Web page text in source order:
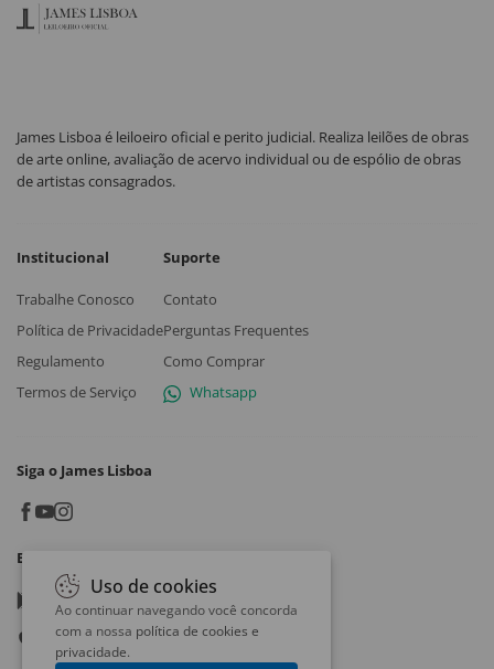
James Lisboa é leiloeiro oficial e perito judicial. Realiza leilões de obras
de arte online, avaliação de acervo individual ou de espólio de obras
de artistas consagrados.
Institucional
Trabalhe Conosco
Política de Privacidade
Regulamento
Termos de Serviço
Suporte
Contato
Perguntas Frequentes
Como Comprar
Whatsapp
Siga o James Lisboa
Baixe o App
Google play
App store
Uso de cookies
Ao continuar navegando você concorda
com a nossa política de cookies e
privacidade.